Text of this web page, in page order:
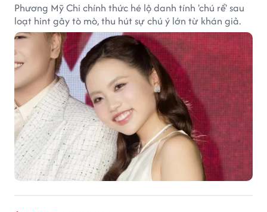
Phương Mỹ Chi chính thức hé lộ danh tính 'chú rể' sau
loạt hint gây tò mò, thu hút sự chú ý lớn từ khán giả.